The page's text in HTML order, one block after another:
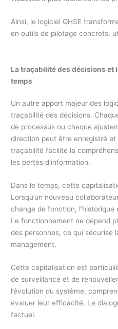
Ainsi, le logiciel QHSE
en outils de pilotage concrets,
La traçabilité des décisions et
temps
Un autre apport majeur des
traçabilité des décisions.
de processus ou chaque
direction peut être enregistré et
traçabilité facilite la
les pertes d’information.
Dans le temps, cette
Lorsqu’un nouveau
change de fonction,
Le fonctionnement ne dépend
des personnes, ce qui sécurise
management.
Cette capitalisation est
de surveillance et de
l’évolution du système,
évaluer leur efficacité. Le
factuel.